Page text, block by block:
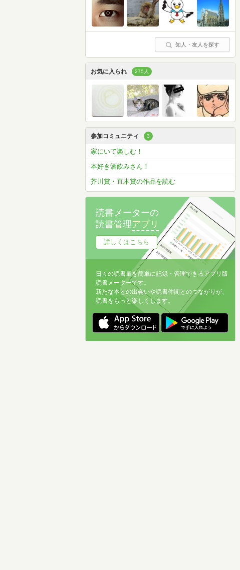
知人・友人を探す
お気に入られ 275人
参加コミュニティ 3
家にいて楽しむ！
本好き酒飲みさん！
芥川賞・直木賞の作品を読む
読書メーターの
読書管理アプリ
詳しくはこちら
日々の読書量を簡単に記録・管理できるアプリ版
読書メーターです。
新たな本との出会いや読書仲間とのつながりが、
読書をもっと楽しくします。